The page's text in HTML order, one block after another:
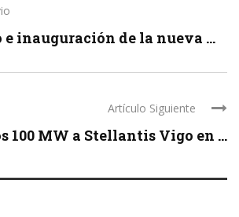
inauguración de la nueva ...
Artículo Siguiente
100 MW a Stellantis Vigo en ...